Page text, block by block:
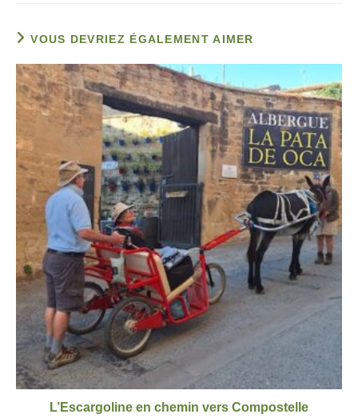
VOUS DEVRIEZ ÉGALEMENT AIMER
L’Escargoline en chemin vers Compostelle